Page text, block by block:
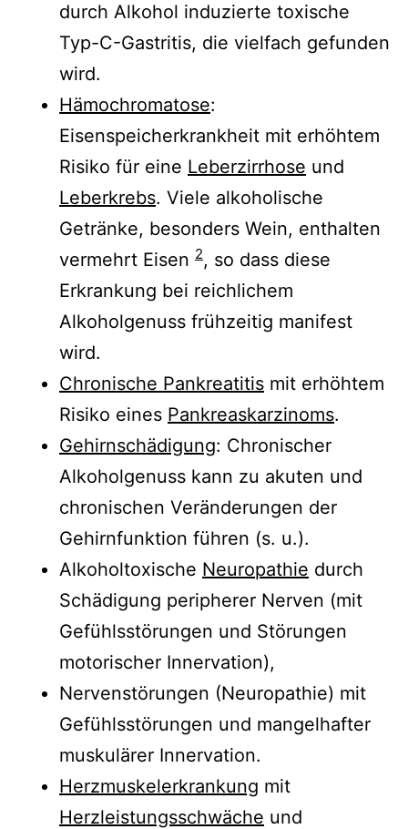
durch Alkohol induzierte toxische
Typ-C-Gastritis, die vielfach gefunden
wird.
Hämochromatose:
Eisenspeicherkrankheit mit erhöhtem
Risiko für eine Leberzirrhose und
Leberkrebs. Viele alkoholische
Getränke, besonders Wein, enthalten
vermehrt Eisen 2, so dass diese
Erkrankung bei reichlichem
Alkoholgenuss frühzeitig manifest
wird.
Chronische Pankreatitis mit erhöhtem
Risiko eines Pankreaskarzinoms.
Gehirnschädigung: Chronischer
Alkoholgenuss kann zu akuten und
chronischen Veränderungen der
Gehirnfunktion führen (s. u.).
Alkoholtoxische Neuropathie durch
Schädigung peripherer Nerven (mit
Gefühlsstörungen und Störungen
motorischer Innervation),
Nervenstörungen (Neuropathie) mit
Gefühlsstörungen und mangelhafter
muskulärer Innervation.
Herzmuskelerkrankung mit
Herzleistungsschwäche und